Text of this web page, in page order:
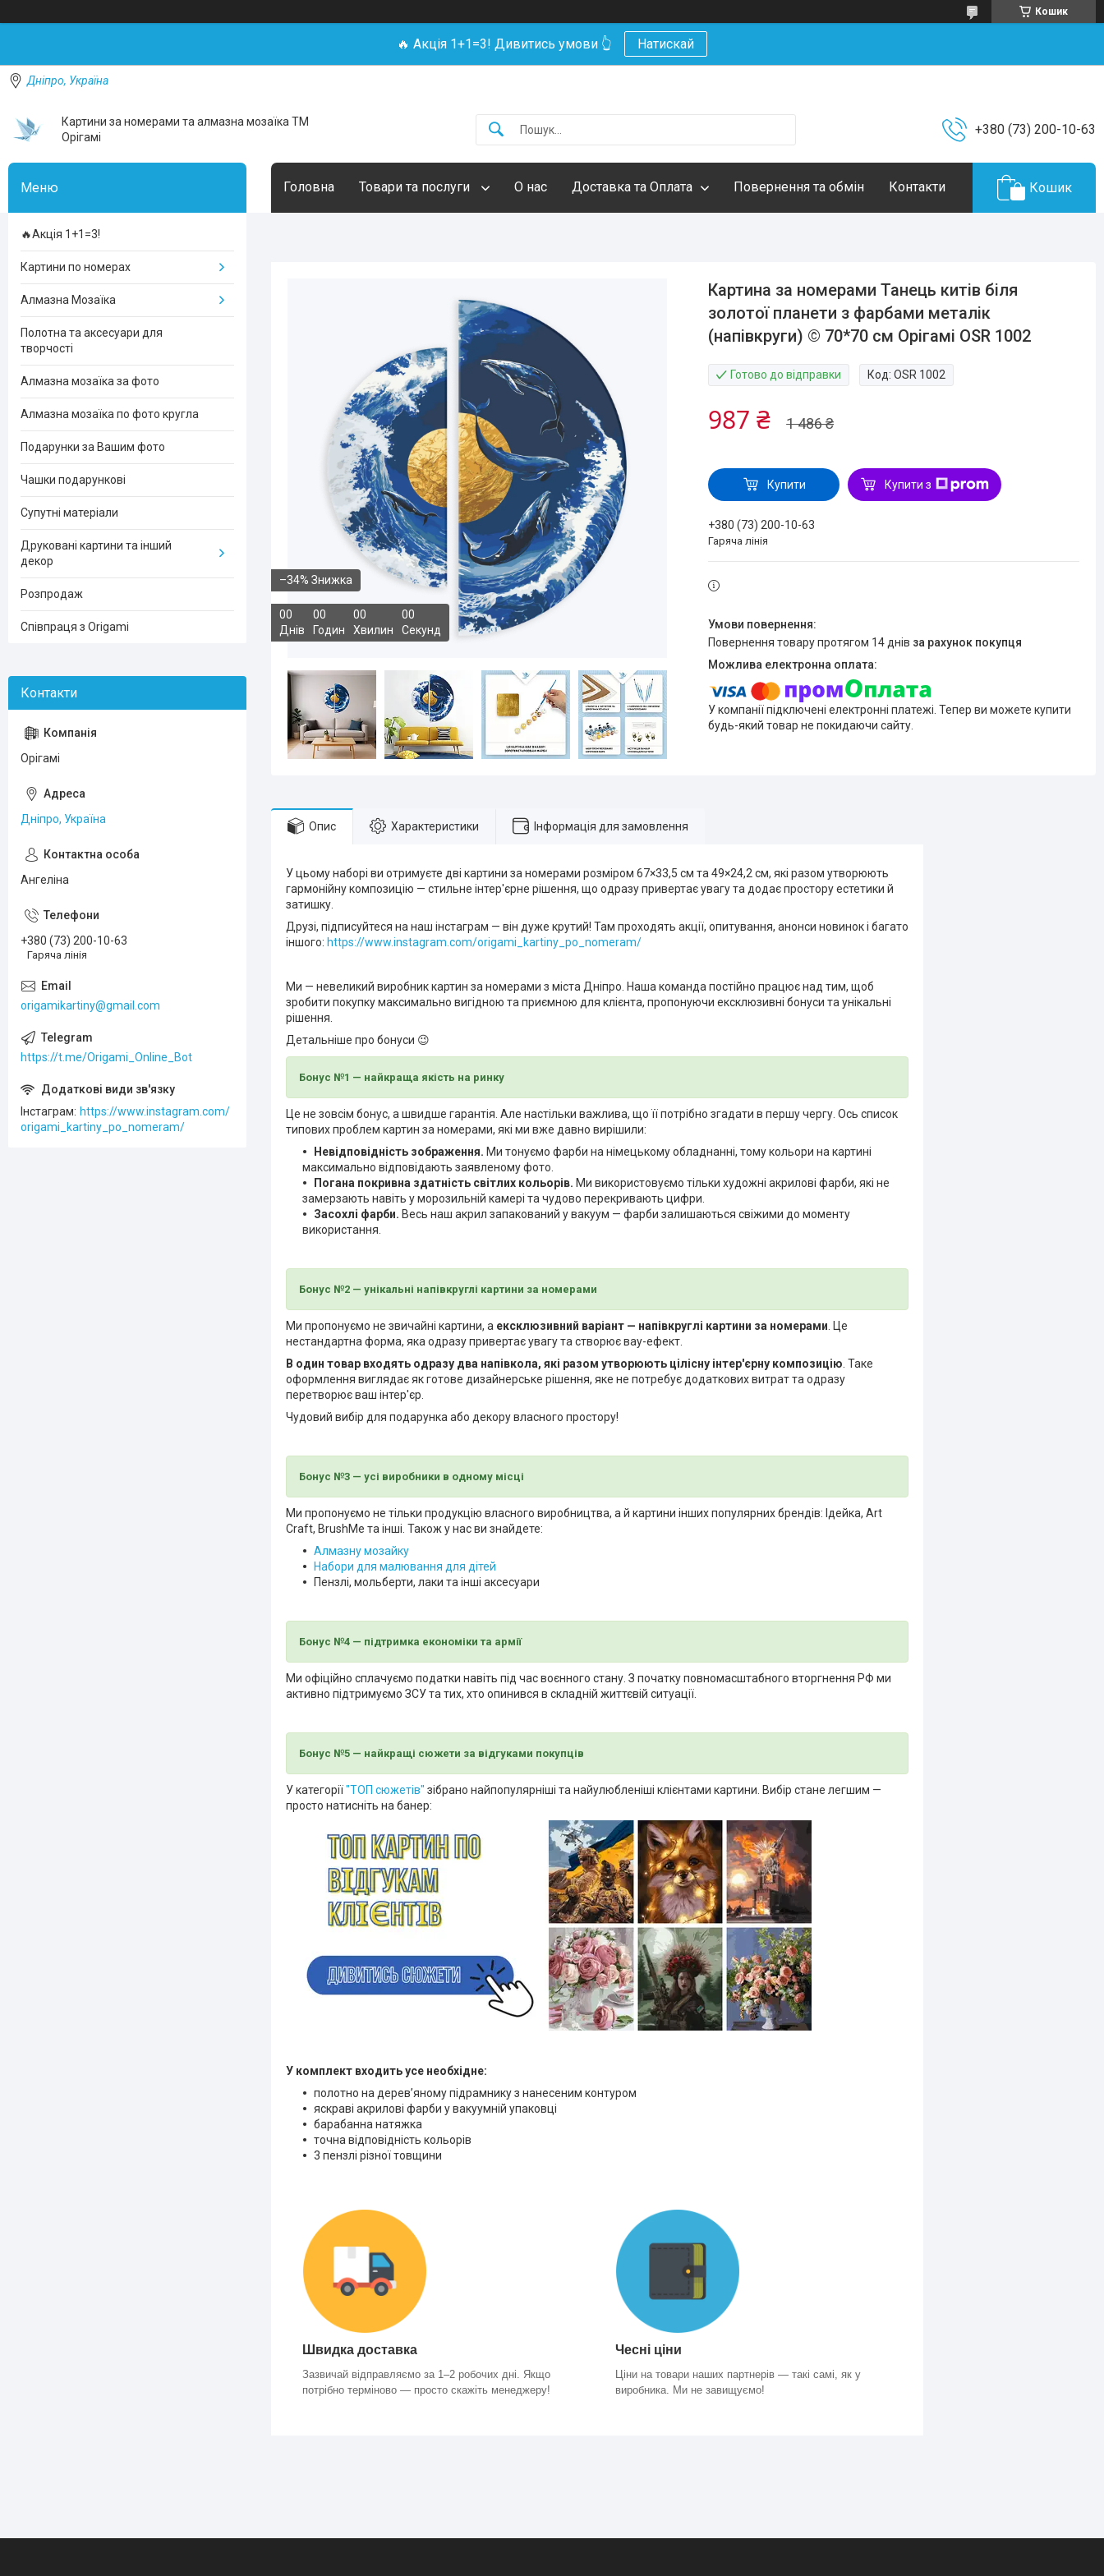
Кошик
🔥 Акція 1+1=3! Дивитись умови 👆 Натискай
Дніпро, Україна
Картини за номерами та алмазна мозаїка ТМ
Орігамі
+380 (73) 200-10-63
Головна Товари та послуги О нас Доставка та Оплата Повернення та обмін Контакти Кошик
–34%
00
Днів
00
Годин
00
Хвилин
00
Секунд
Картина за номерами Танець китів біля
золотої планети з фарбами металік
(напівкруги) © 70*70 см Орігамі OSR 1002
Готово до відправки Код:OSR 1002
1 486 ₴
987 ₴
Купити Купити з
+380 (73) 200-10-63
Гаряча лінія
повернення товару протягом 14 днів за рахунок покупця
У компанії підключені електронні платежі. Тепер ви можете купити
будь-який товар не покидаючи сайту.
Опис Характеристики Інформація для замовлення
У цьому наборі ви отримуєте дві картини за номерами розміром 67×33,5 см та 49×24,2 см, які разом утворюють
гармонійну композицію — стильне інтер'єрне рішення, що одразу привертає увагу та додає простору естетики й
затишку.
Друзі, підписуйтеся на наш інстаграм — він дуже крутий! Там проходять акції, опитування, анонси новинок і багато
іншого: https://www.instagram.com/origami_kartiny_po_nomeram/
Ми — невеликий виробник картин за номерами з міста Дніпро. Наша команда постійно працює над тим, щоб
зробити покупку максимально вигідною та приємною для клієнта, пропонуючи ексклюзивні бонуси та унікальні
рішення.
Детальніше про бонуси 😉
Бонус №1 — найкраща якість на ринку
Це не зовсім бонус, а швидше гарантія. Але настільки важлива, що її потрібно згадати в першу чергу. Ось список
типових проблем картин за номерами, які ми вже давно вирішили:
Невідповідність зображення. Ми тонуємо фарби на німецькому обладнанні, тому кольори на картині
максимально відповідають заявленому фото.
Погана покривна здатність світлих кольорів. Ми використовуємо тільки художні акрилові фарби, які не
замерзають навіть у морозильній камері та чудово перекривають цифри.
Засохлі фарби. Весь наш акрил запакований у вакуум — фарби залишаються свіжими до моменту
використання.
Бонус №2 — унікальні напівкруглі картини за номерами
Ми пропонуємо не звичайні картини, а ексклюзивний варіант — напівкруглі картини за номерами . Це
нестандартна форма, яка одразу привертає увагу та створює вау-ефект.
В один товар входять одразу два напівкола, які разом утворюють цілісну інтер'єрну композицію . Таке
оформлення виглядає як готове дизайнерське рішення, яке не потребує додаткових витрат та одразу
перетворює ваш інтер'єр.
Чудовий вибір для подарунка або декору власного простору!
Бонус №3 — усі виробники в одному місці
Ми пропонуємо не тільки продукцію власного виробництва, а й картини інших популярних брендів: Ідейка, Art
Craft, BrushMe та інші. Також у нас ви знайдете:
Алмазну мозайку
Набори для малювання для дітей
Пензлі, мольберти, лаки та інші аксесуари
Бонус №4 — підтримка економіки та армії
Ми офіційно сплачуємо податки навіть під час воєнного стану. З початку повномасштабного вторгнення РФ ми
активно підтримуємо ЗСУ та тих, хто опинився в складній життєвій ситуації.
Бонус №5 — найкращі сюжети за відгуками покупців
У категорії"ТОП сюжетів" зібрано найпопулярніші та найулюбленіші клієнтами картини. Вибір стане легшим —
просто натисніть на банер:
У комплект входить усе необхідне:
полотно на дерев’яному підрамнику з нанесеним контуром
яскраві акрилові фарби у вакуумній упаковці
барабанна натяжка
точна відповідність кольорів
3 пензлі різної товщини
Швидка доставка
Зазвичай відправляємо за 1–2 робочих дні. Якщо
потрібно терміново — просто скажіть менеджеру!
Чесні ціни
Ціни на товари наших партнерів — такі самі, як у
виробника. Ми не завищуємо!
🔥Акція 1+1=3!
Картини по номерах
Алмазна Мозаїка
Полотна та аксесуари для
творчості
Алмазна мозаїка за фото
Алмазна мозаїка по фото кругла
Подарунки за Вашим фото
Чашки подарункові
Супутні матеріали
Друковані картини та інший
декор
Розпродаж
Співпраця з Origami
Орігамі
Дніпро, Україна
Ангеліна
+380 (73) 200-10-63
Гаряча лінія
origamikartiny@gmail.com
https://t.me/Origami_Online_Bot
Інстаграм
https://www.instagram.com/
origami_kartiny_po_nomeram/